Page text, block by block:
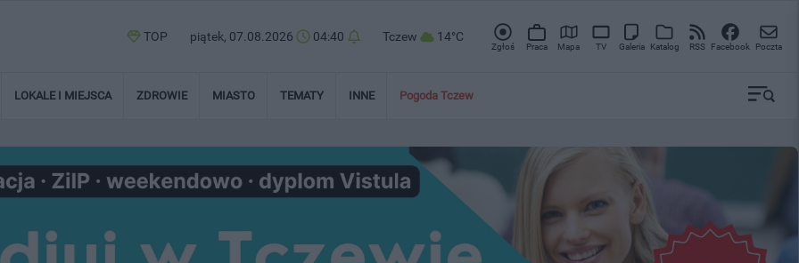
TOP piątek, 07.08.2026 04:40 Tczew 14°C
Zgłoś Praca Mapa TV Galeria Katalog RSS Facebook Poczta
LOKALE I MIEJSCA ZDROWIE MIASTO TEMATY INNE Pogoda Tczew